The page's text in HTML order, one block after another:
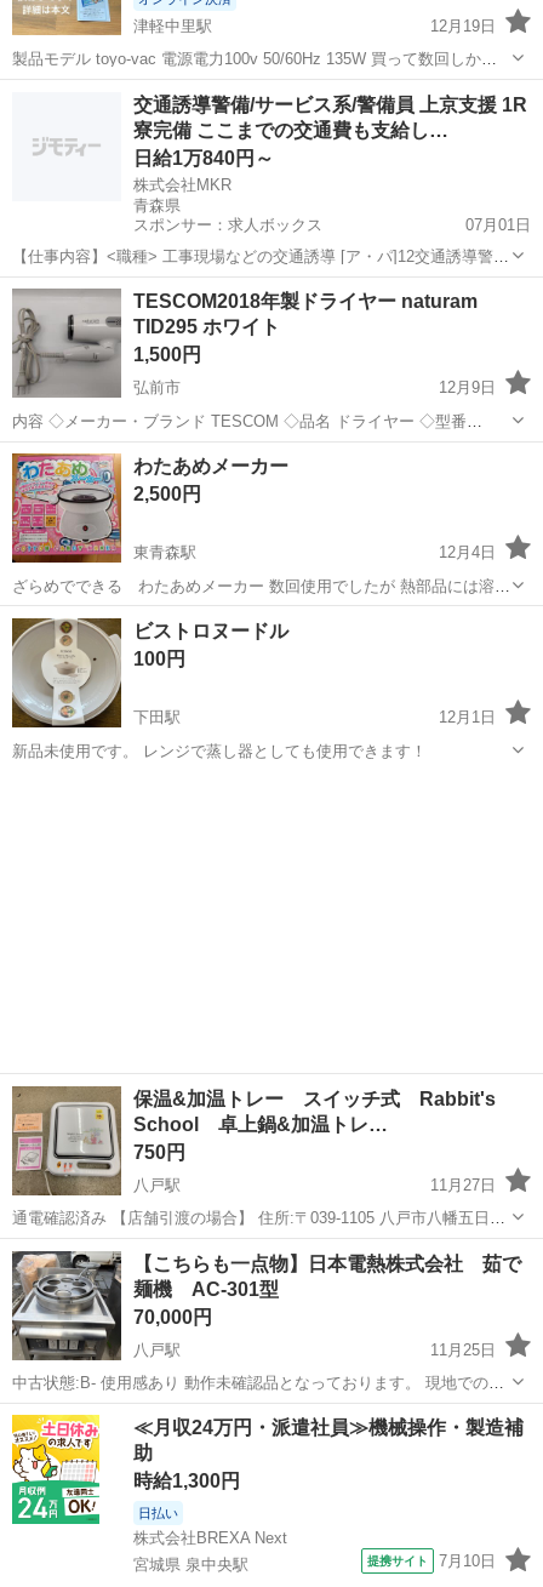
津軽中里駅
12月19日
製品モデル toyo-vac 電源電力100v 50/60Hz 135W 買って数回しか使
っていませんが はがしてはいけないシールを はがして使ってしまって
こげてしまいました。 一応使えはしますが 焦げているので使うと...
五所川原市 津軽中里駅 キッチン家電
フードシーラー
交通誘導警備/サービス系/警備員 上京支援 1R
寮完備 ここまでの交通費も支給し…
日給1万840円～
株式会社MKR
青森県
スポンサー：求人ボックス
07月01日
【仕事内容】<職種> 工事現場などの交通誘導 [ア・パ]12交通誘導警
備、サービスその他、警備員 <雇用形態> アルバイト・パート <給与>
[ア・パ]1日給10,840円～、2日給12,690円～ 交通費: 一律支給(1日
1,0...
アルバイト・パート
TESCOM2018年製ドライヤー naturam
TID295 ホワイト
1,500円
弘前市
12月9日
内容 ◇メーカー・ブランド TESCOM ◇品名 ドライヤー ◇型番
TID295 ◇詳細 動作確認済み。 現金でのお支払いも可能です。 配送も
可能ですので、お気軽にご相談ください。 全て早いもの勝ちとなりま
す...
青森 弘前市 キッチン家電
わたあめメーカー
2,500円
東青森駅
12月4日
ざらめでできる わたあめメーカー 数回使用でしたが 熱部品には溶け
た焦げ汚れがあります これからの季節にたくさん楽しめますょ
青森 青森市 東青森駅 キッチン家電
ビストロヌードル
100円
下田駅
12月1日
新品未使用です。 レンジで蒸し器としても使用できます！
保温&加温トレー スイッチ式 Rabbit's
School 卓上鍋&加温トレ…
750円
八戸駅
11月27日
通電確認済み 【店舗引渡の場合】 住所:〒039-1105 八戸市八幡五日町
31-1 営業時間:9時〜17時 定休日:水曜日・その他不定休もあり ※商品
はすべて店頭販売もしております。 お取引メッセージ中のやり取りで
あ...
青森 八戸市 八戸駅 キッチン家電 ラビット
【こちらも一点物】日本電熱株式会社 茹で
麺機 AC-301型
70,000円
八戸駅
11月25日
中古状態:B- 使用感あり 動作未確認品となっております。 現地での直
接ご確認大歓迎です！ 【店舗引渡の場合】 住所:〒039-1105 八戸市八
幡五日町31-1 営業時間:9時〜17時 定休日:水曜日・その他不定休もあ...
青森 八戸市 八戸駅 キッチン家電 現地
≪月収24万円・派遣社員≫機械操作・製造補
助
時給1,300円
日払い
株式会社BREXA Next
宮城県 泉中央駅
提携サイト 7月10日